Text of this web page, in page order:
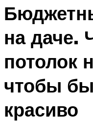
на даче.
потолок
чтобы
красиво